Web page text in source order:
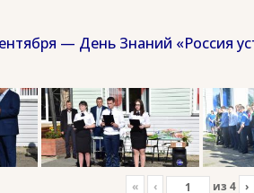
— День Знаний «Россия
« ‹ из 4 ›